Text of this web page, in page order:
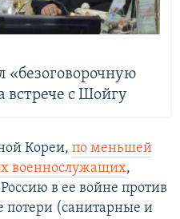
встрече с Шойгу
Кореи, по меньшей
военнослужащих,
в ее войне против
(санитарные и